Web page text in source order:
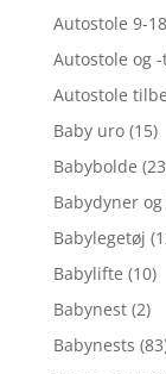
Autostole 9-
Autostole og
Autostole
Baby uro (15)
Babybolde
Babydyner
Babylegetøj
Babylifte (10)
Babynest (2)
Babynests